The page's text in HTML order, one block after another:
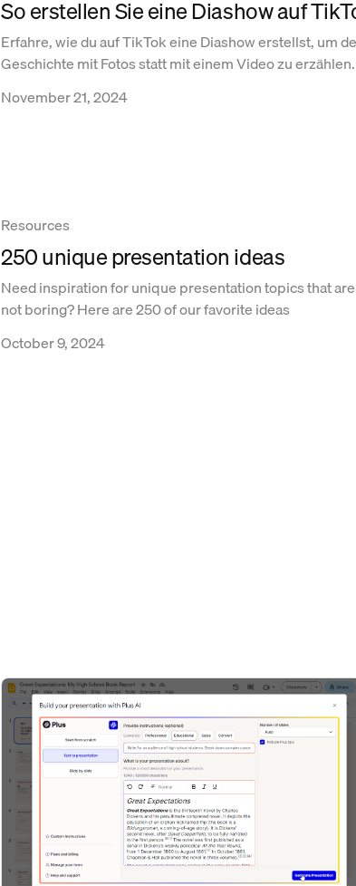
So erstellen Sie eine Diashow auf
Erfahre, wie du auf TikTok eine Diashow erstellst, um
Geschichte mit Fotos statt mit einem Video zu erzählen.
November 21, 2024
Resources
250 unique presentation ideas
Need inspiration for unique presentation topics that are
not boring? Here are 250 of our favorite ideas
October 9, 2024